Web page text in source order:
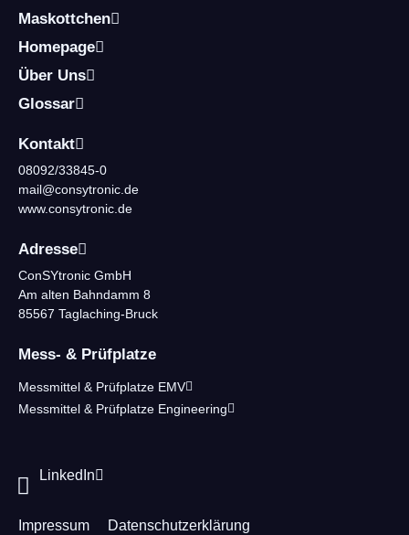
Maskottchen
Homepage
Über Uns
Glossar
Kontakt
08092/33845-0
mail@consytronic.de
www.consytronic.de
Adresse
ConSYtronic GmbH
Am alten Bahndamm 8
85567 Taglaching-Bruck
Mess- & Prüfplatze
Messmittel & Prüfplatze EMV
Messmittel & Prüfplatze Engineering
LinkedIn
Impressum Datenschutzerklärung